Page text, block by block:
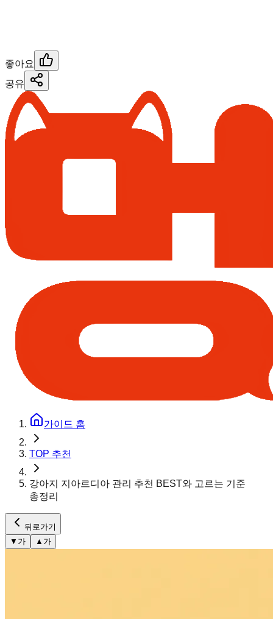
좋아요
공유
가이드 홈
TOP 추천
강아지 지아르디아 관리 추천 BEST와 고르는 기준
총정리
뒤로가기
▼ 가 ▲ 가